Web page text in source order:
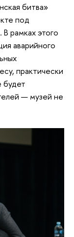
битва»
под
рамках этого
аварийного
практически
будет
— музей не